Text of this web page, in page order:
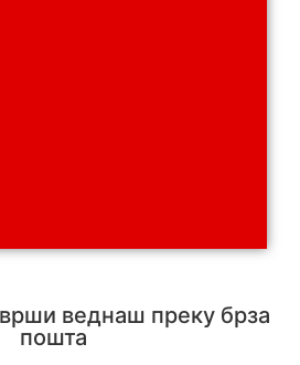
веднаш преку брза
пошта